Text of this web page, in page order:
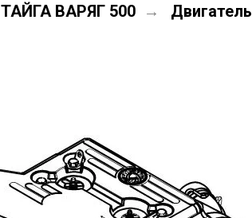
ТАЙГА ВАРЯГ 500 → Двигатель